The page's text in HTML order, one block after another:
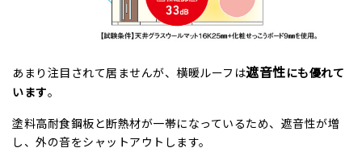
あまり注目されて居ませんが、横暖ルーフは遮音性にも優れて
います。
塗料高耐食鋼板と断熱材が一帯になっているため、遮音性が増
し、外の音をシャットアウトします。